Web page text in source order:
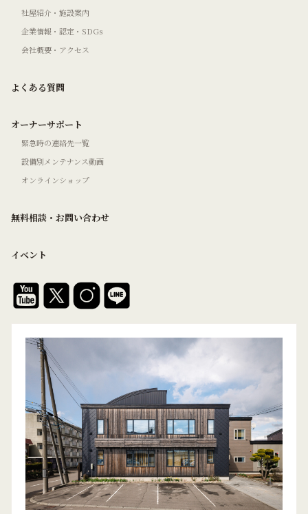
社屋紹介・施設案内
企業情報・認定・SDGs
会社概要・アクセス
よくある質問
オーナーサポート
緊急時の連絡先一覧
設備別メンテナンス動画
オンラインショップ
無料相談・お問い合わせ
イベント